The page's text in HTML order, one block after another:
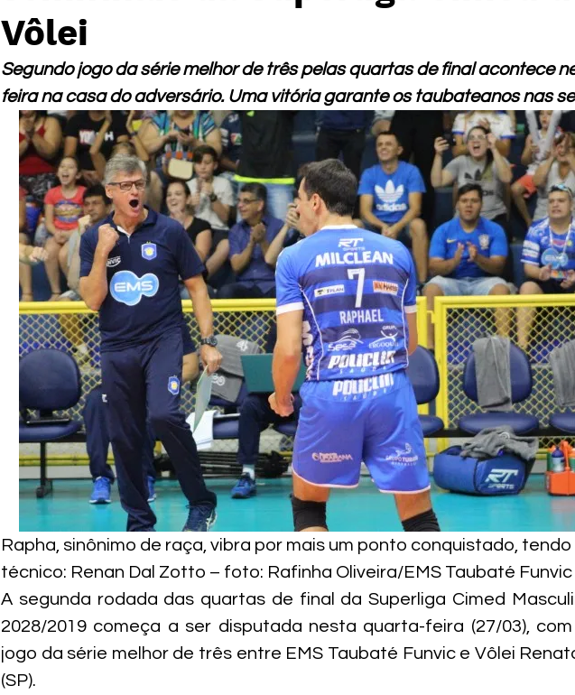
Vôlei
Segundo jogo da série melhor de três pelas quartas de final acontece
feira na casa do adversário. Uma vitória garante os taubateanos nas
Rapha, sinônimo de raça, vibra por mais um ponto conquistado,
técnico: Renan Dal Zotto – foto: Rafinha Oliveira/EMS Taubaté Funvic
A segunda rodada das quartas de final da Superliga Cimed
2028/2019 começa a ser disputada nesta quarta-feira (27/03),
jogo da série melhor de três entre EMS Taubaté Funvic e Vôlei
(SP).